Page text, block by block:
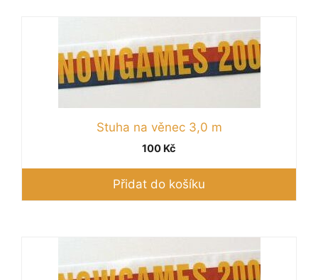
Stuha na věnec 3,0 m
100 Kč
Přidat do košíku